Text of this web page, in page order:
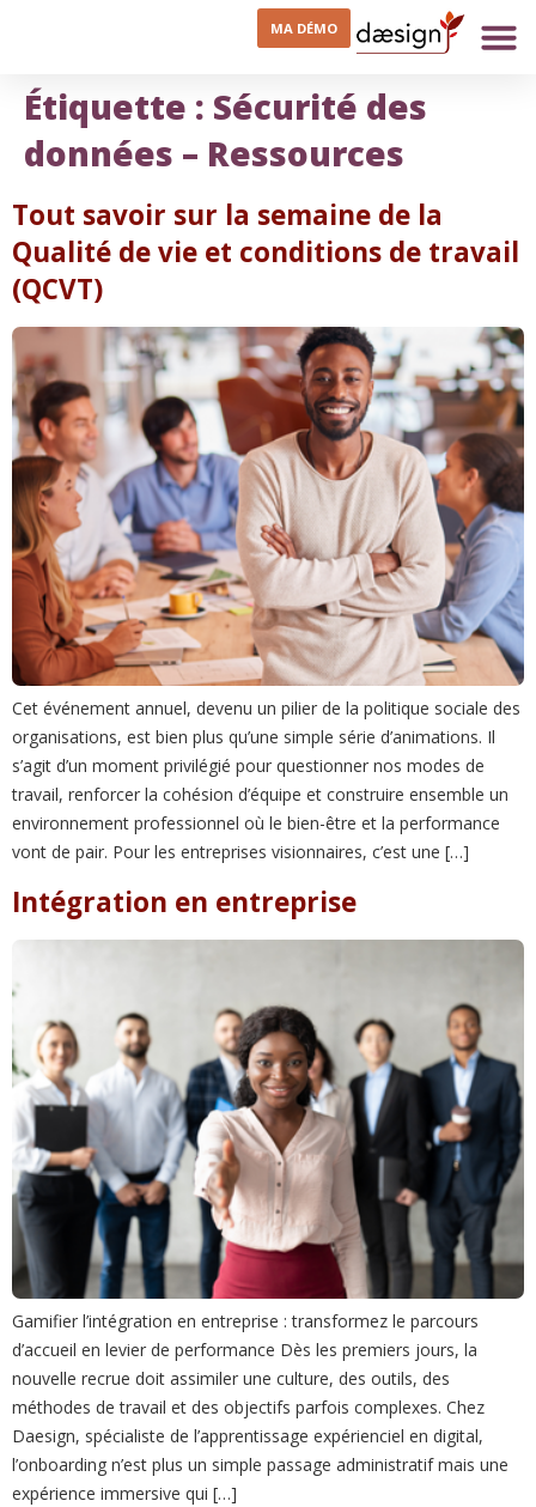
MA DÉMO
Étiquette : Sécurité des
données – Ressources
Tout savoir sur la semaine de la
Qualité de vie et conditions de travail
(QCVT)
Cet événement annuel, devenu un pilier de la politique sociale des
organisations, est bien plus qu’une simple série d’animations. Il
s’agit d’un moment privilégié pour questionner nos modes de
travail, renforcer la cohésion d’équipe et construire ensemble un
environnement professionnel où le bien-être et la performance
vont de pair. Pour les entreprises visionnaires, c’est une […]
Intégration en entreprise
Gamifier l’intégration en entreprise : transformez le parcours
d’accueil en levier de performance Dès les premiers jours, la
nouvelle recrue doit assimiler une culture, des outils, des
méthodes de travail et des objectifs parfois complexes. Chez
Daesign, spécialiste de l’apprentissage expérienciel en digital,
l’onboarding n’est plus un simple passage administratif mais une
expérience immersive qui […]